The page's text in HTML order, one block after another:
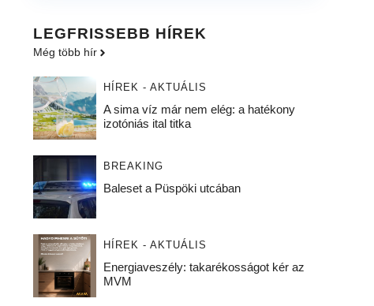
LEGFRISSEBB HÍREK
Még több hír
HÍREK - AKTUÁLIS
A sima víz már nem elég: a hatékony
izotóniás ital titka
BREAKING
Baleset a Püspöki utcában
HÍREK - AKTUÁLIS
Energiaveszély: takarékosságot kér az
MVM